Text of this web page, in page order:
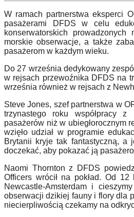
W ramach partnerstwa eksperci
pasażerami DFDS w celu
konserwatorskich
morskie obserwacje, a także
pasażerom w każdym wieku.
Do 27 września dedykowany
w rejsach przewoźnika DFDS na
września również w rejsach z
Steve Jones, szef partnerstwa w
trzynastego roku współpracy
pasażerów niż w ubiegłorocznym
wzięło udział w programie
Brytanii kryje tak fantastyczną, a
doczekać, aby pokazać ją pasa
Naomi Thornton z DFDS
Officers wrócił na pokład. Od 12
Newcastle-Amsterdam i
obserwacji dzikiej fauny i flory dla
niecierpliwością czekamy na